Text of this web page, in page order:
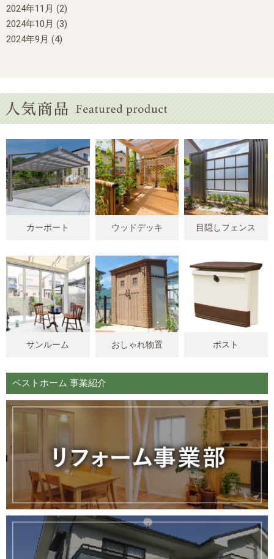
2024年11月 (2)
2024年10月 (3)
2024年9月 (4)
カーポート ウッドデッキ 目隠しフェンス
サンルーム おしゃれ物置 ポスト
ベストホーム 事業紹介